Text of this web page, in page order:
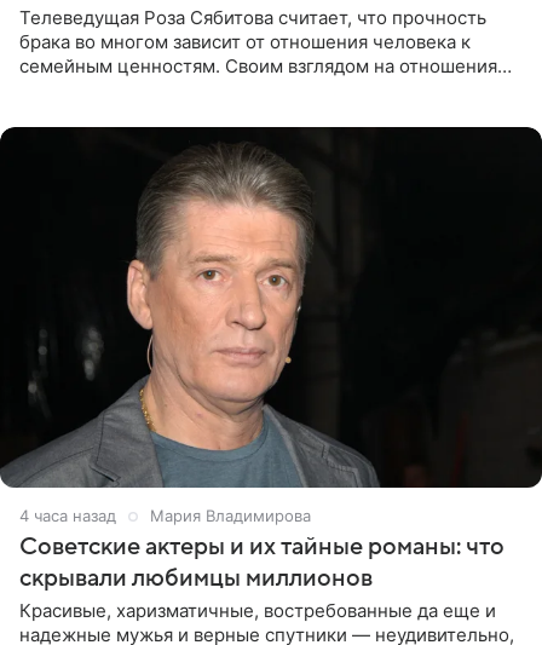
Телеведущая Роза Сябитова считает, что прочность
брака во многом зависит от отношения человека к
семейным ценностям. Своим взглядом на отношения
4 часа назад Мария Владимирова
Советские актеры и их тайные романы: что
скрывали любимцы миллионов
Красивые, харизматичные, востребованные да еще и
надежные мужья и верные спутники — неудивительно,